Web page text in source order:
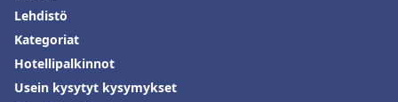
Lehdistö
Kategoriat
Hotellipalkinnot
Usein kysytyt kysymykset